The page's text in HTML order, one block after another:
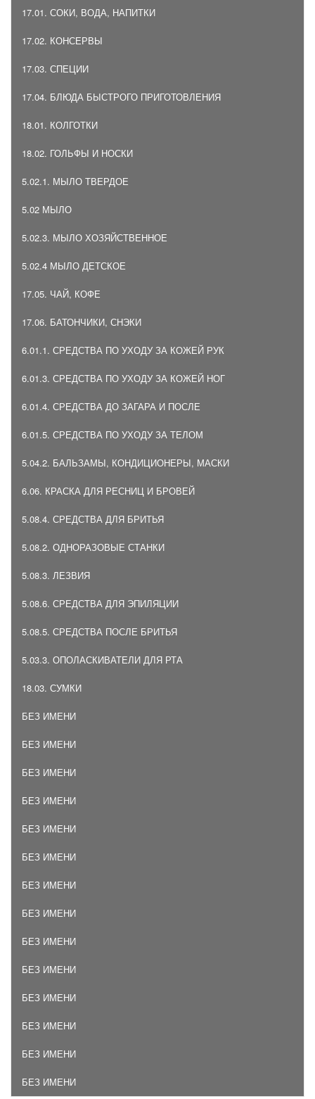
17.01. СОКИ, ВОДА, НАПИТКИ
17.02. КОНСЕРВЫ
17.03. СПЕЦИИ
17.04. БЛЮДА БЫСТРОГО ПРИГОТОВЛЕНИЯ
18.01. КОЛГОТКИ
18.02. ГОЛЬФЫ И НОСКИ
5.02.1. МЫЛО ТВЕРДОЕ
5.02 МЫЛО
5.02.3. МЫЛО ХОЗЯЙСТВЕННОЕ
5.02.4 МЫЛО ДЕТСКОЕ
17.05. ЧАЙ, КОФЕ
17.06. БАТОНЧИКИ, СНЭКИ
6.01.1. СРЕДСТВА ПО УХОДУ ЗА КОЖЕЙ РУК
6.01.3. СРЕДСТВА ПО УХОДУ ЗА КОЖЕЙ НОГ
6.01.4. СРЕДСТВА ДО ЗАГАРА И ПОСЛЕ
6.01.5. СРЕДСТВА ПО УХОДУ ЗА ТЕЛОМ
5.04.2. БАЛЬЗАМЫ, КОНДИЦИОНЕРЫ, МАСКИ
6.06. КРАСКА ДЛЯ РЕСНИЦ И БРОВЕЙ
5.08.4. СРЕДСТВА ДЛЯ БРИТЬЯ
5.08.2. ОДНОРАЗОВЫЕ СТАНКИ
5.08.3. ЛЕЗВИЯ
5.08.6. СРЕДСТВА ДЛЯ ЭПИЛЯЦИИ
5.08.5. СРЕДСТВА ПОСЛЕ БРИТЬЯ
5.03.3. ОПОЛАСКИВАТЕЛИ ДЛЯ РТА
18.03. СУМКИ
БЕЗ ИМЕНИ
БЕЗ ИМЕНИ
БЕЗ ИМЕНИ
БЕЗ ИМЕНИ
БЕЗ ИМЕНИ
БЕЗ ИМЕНИ
БЕЗ ИМЕНИ
БЕЗ ИМЕНИ
БЕЗ ИМЕНИ
БЕЗ ИМЕНИ
БЕЗ ИМЕНИ
БЕЗ ИМЕНИ
БЕЗ ИМЕНИ
БЕЗ ИМЕНИ